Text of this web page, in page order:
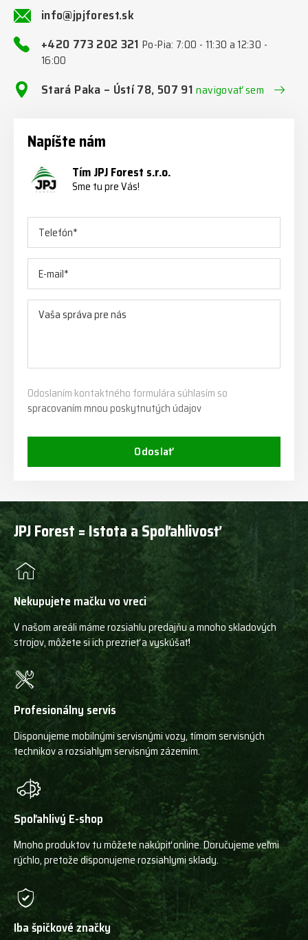
info@jpjforest.sk
+420 773 202 321Po-Pia: 7:00 - 11:30 a 12:30 -
16:00
Stará Paka – Ústí 78, 507 91navigovať sem
Napíšte nám
Tím JPJ Forest s.r.o.
Sme tu pre Vás!
Odoslaním kontaktného formulára súhlasím so
spracovaním mnou poskytnutých údajov
Odoslať
JPJ Forest = Istota a Spoľahlivosť
Nekupujete mačku vo vreci
V našom areáli máme rozsiahlu predajňu a mnoho skladových
strojov, môžete si ich prezrieť a vyskúšať!
Profesionálny servis
Disponujeme mobilnými servisnými vozy, tímom servisných
technikov a rozsiahlym servisným zázemím.
Spoľahlivý E-shop
Mnoho produktov tu môžete nakúpiť online. Doručujeme veľmi
rýchlo, pretože disponujeme rozsiahlymi sklady.
Iba špičkové značky